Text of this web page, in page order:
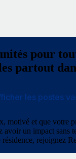
pour
partout
motivé et que votre
avoir un impact sans
résidence, rejoignez
les postes